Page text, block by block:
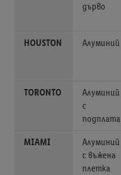
дърво
HOUSTON Алуминий
TORONTO
Алуминий
с
подплата
MIAMI
Алуминий
с въжена
плетка